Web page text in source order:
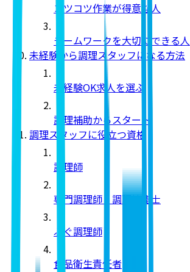
コツコツ作業が得意な人
チームワークを大切にできる人
未経験から調理スタッフになる方法
未経験OK求人を選ぶ
調理補助からスタート
調理スタッフに役立つ資格
調理師
専門調理師・調理技能士
ふぐ調理師
食品衛生責任者